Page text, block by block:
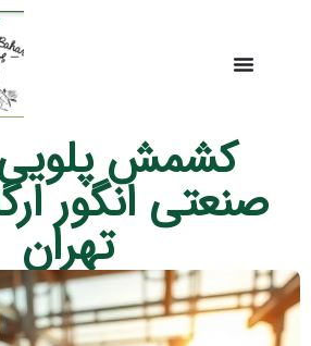
کشمش پلویی
صنعتی انگور
تهران